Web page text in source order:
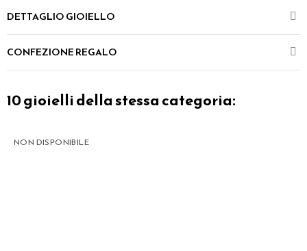
DETTAGLIO GIOIELLO
CONFEZIONE REGALO
10 gioielli della stessa categoria:
NON DISPONIBILE